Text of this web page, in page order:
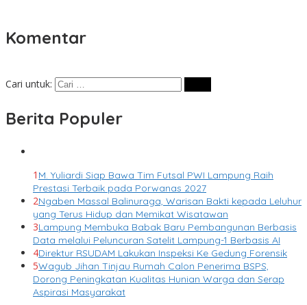
Komentar
Cari untuk:
Berita Populer
1 M. Yuliardi Siap Bawa Tim Futsal PWI Lampung Raih
Prestasi Terbaik pada Porwanas 2027
2Ngaben Massal Balinuraga, Warisan Bakti kepada Leluhur
yang Terus Hidup dan Memikat Wisatawan
3Lampung Membuka Babak Baru Pembangunan Berbasis
Data melalui Peluncuran Satelit Lampung-1 Berbasis AI
4Direktur RSUDAM Lakukan Inspeksi Ke Gedung Forensik
5Wagub Jihan Tinjau Rumah Calon Penerima BSPS,
Dorong Peningkatan Kualitas Hunian Warga dan Serap
Aspirasi Masyarakat